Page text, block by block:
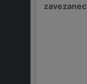
zavezanec